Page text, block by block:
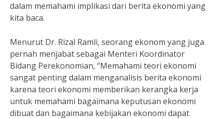
dalam memahami implikasi dari berita ekonomi yang
kita baca.
Menurut Dr. Rizal Ramli, seorang ekonom yang juga
pernah menjabat sebagai Menteri Koordinator
Bidang Perekonomian, “Memahami teori ekonomi
sangat penting dalam menganalisis berita ekonomi
karena teori ekonomi memberikan kerangka kerja
untuk memahami bagaimana keputusan ekonomi
dibuat dan bagaimana kebijakan ekonomi dapat